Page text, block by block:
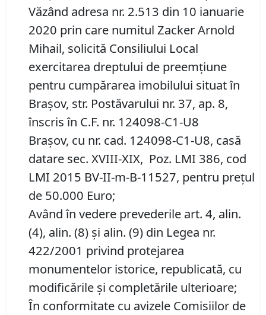
Văzând adresa nr. 2.513 din 10 ianuarie
2020 prin care numitul Zacker Arnold
Mihail, solicită Consiliului Local
exercitarea dreptului de preemţiune
pentru cumpărarea imobilului situat în
Braşov, str. Postăvarului nr. 37, ap. 8,
înscris în C.F. nr. 124098-C1-U8
Braşov, cu nr. cad. 124098-C1-U8, casă
datare sec. XVIII-XIX, Poz. LMI 386, cod
LMI 2015 BV-II-m-B-11527, pentru preţul
de 50.000 Euro;
Având în vedere prevederile art. 4, alin.
(4), alin. (8) şi alin. (9) din Legea nr.
422/2001 privind protejarea
monumentelor istorice, republicată, cu
modificările şi completările ulterioare;
În conformitate cu avizele Comisiilor de